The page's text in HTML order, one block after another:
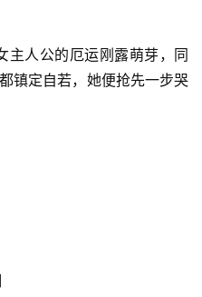
主人公的厄运刚露萌芽，同
镇定自若，她便抢先一步哭